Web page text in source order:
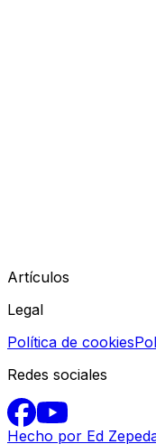
Artículos
Legal
Política de cookies
Redes sociales
Hecho por Ed